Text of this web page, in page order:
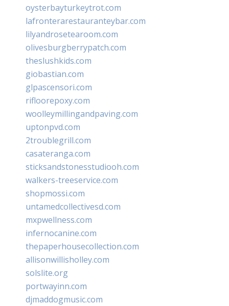
oysterbayturkeytrot.com
lafronterarestauranteybar.com
lilyandrosetearoom.com
olivesburgberrypatch.com
theslushkids.com
giobastian.com
glpascensori.com
rifloorepoxy.com
woolleymillingandpaving.com
uptonpvd.com
2troublegrill.com
casateranga.com
sticksandstonesstudiooh.com
walkers-treeservice.com
shopmossi.com
untamedcollectivesd.com
mxpwellness.com
infernocanine.com
thepaperhousecollection.com
allisonwillisholley.com
solslite.org
portwayinn.com
djmaddogmusic.com